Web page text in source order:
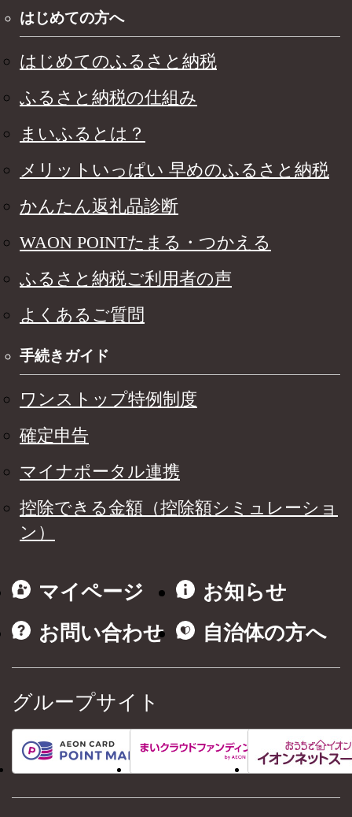
はじめての方へ
はじめてのふるさと納税
ふるさと納税の仕組み
まいふるとは？
メリットいっぱい 早めのふるさと納税
かんたん返礼品診断
WAON POINTたまる・つかえる
ふるさと納税ご利用者の声
よくあるご質問
手続きガイド
ワンストップ特例制度
確定申告
マイナポータル連携
控除できる金額（控除額シミュレーショ
ン）
マイページ
お知らせ
お問い合わせ
自治体の方へ
グループサイト